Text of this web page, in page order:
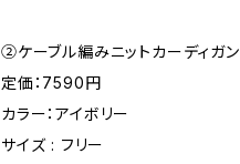
②ケーブル編みニットカーディガン
定価：7590円
カラー：アイボリー
サイズ : フリー